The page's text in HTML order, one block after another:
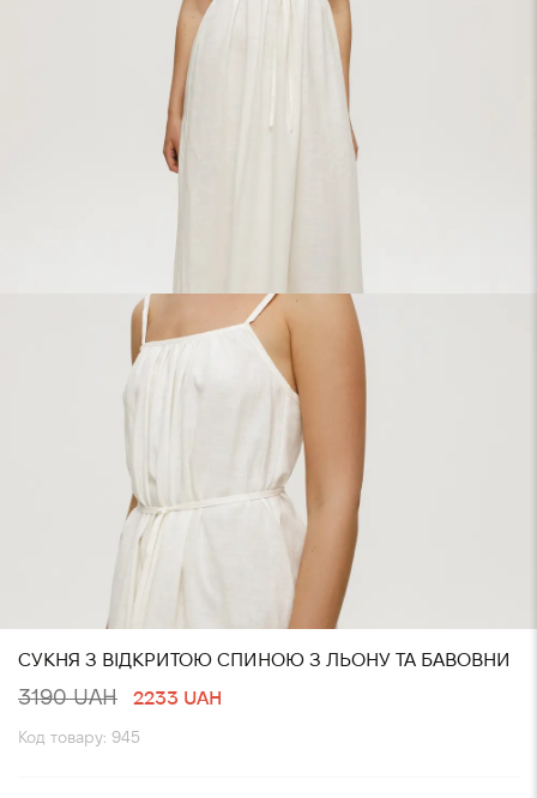
СУКНЯ З ВІДКРИТОЮ СПИНОЮ З ЛЬОНУ ТА БАВОВНИ
3190 UAH 2233 UAH
Код товару: 945